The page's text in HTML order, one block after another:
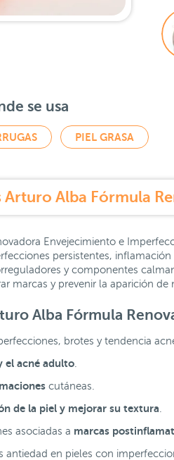
se usa
PIEL GRASA
Arturo Alba Fórmula
Envejecimiento e
persistentes,
y componentes
marcas y prevenir la aparición de
Alba Fórmula
brotes y tendencia
el acné adulto
cutáneas.
de la piel y mejorar su textura
asociadas a marcas
en pieles con